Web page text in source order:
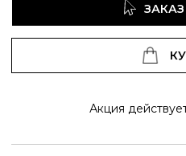
ЗАКАЗ
Акция